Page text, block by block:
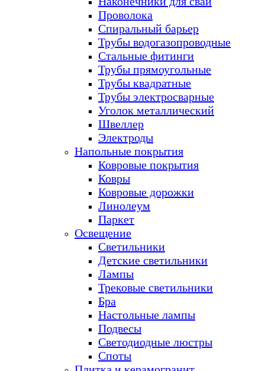
Проволока
Спиральный барьер
Трубы водогазопроводные
Стальные фитинги
Трубы прямоугольные
Трубы квадратные
Трубы электросварные
Уголок металлический
Швеллер
Электроды
Напольные покрытия
Ковровые покрытия
Ковры
Ковровые дорожки
Линолеум
Паркет
Освещение
Светильники
Детские светильники
Лампы
Трековые светильники
Бра
Настольные лампы
Подвесы
Светодиодные люстры
Споты